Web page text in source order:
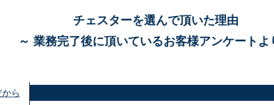
チェスターを選んで頂いた理由
～ 業務完了後に頂いているお客様アンケートよ
ら